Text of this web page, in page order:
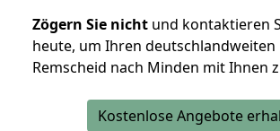
Zögern Sie nicht und kontaktieren
heute, um Ihren deutschlandweiten
Remscheid nach Minden mit Ihnen
Kostenlose Angebote